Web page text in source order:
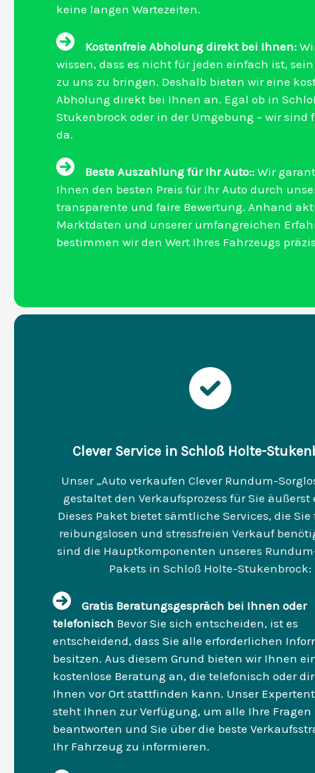
keine langen Wartezeiten.
Kostenfreie Abholung direkt bei Ihnen:
wissen, dass es nicht für jeden einfach ist,
zu uns zu bringen. Deshalb bieten wir eine
Abholung direkt bei Ihnen an. Egal ob in
Stukenbrock oder in der Umgebung – wir sind
da.
Beste Auszahlung für Ihr Auto:: Wir
Ihnen den besten Preis für Ihr Auto durch
transparente und faire Bewertung. Anhand
Marktdaten und unserer umfangreichen
bestimmen wir den Wert Ihres Fahrzeugs
Clever Service in Schloß Holte-
Unser „Auto verkaufen Clever Rundum-
gestaltet den Verkaufsprozess für Sie äußerst
Dieses Paket bietet sämtliche Services, die
reibungslosen und stressfreien Verkauf
sind die Hauptkomponenten unseres
Pakets in Schloß Holte-Stukenbrock:
Gratis Beratungsgespräch bei Ihnen oder
telefonisch Bevor Sie sich entscheiden, ist es
entscheidend, dass Sie alle erforderlichen
besitzen. Aus diesem Grund bieten wir Ihnen
kostenlose Beratung an, die telefonisch oder
Ihnen vor Ort stattfinden kann. Unser
steht Ihnen zur Verfügung, um alle Ihre Fragen
beantworten und Sie über die beste
Ihr Fahrzeug zu informieren.